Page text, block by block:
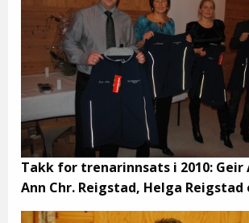
Takk for trenarinnsats i 2010:
Ann Chr. Reigstad, Helga